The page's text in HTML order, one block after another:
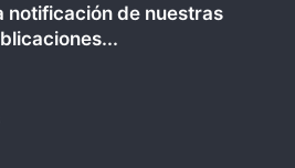
notificación de nuestras